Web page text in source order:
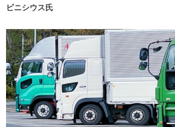
ビニシウス氏